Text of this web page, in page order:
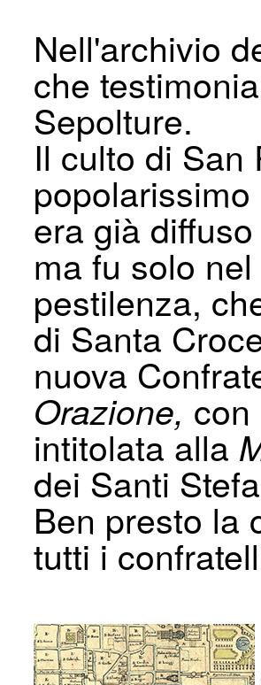
Nell'archivio
che
Sepolture.
Il culto di San
era già
ma fu solo
pestilenza,
di Santa
nuova
Orazione,
intitolata alla
dei Santi
Ben presto la
tutti i